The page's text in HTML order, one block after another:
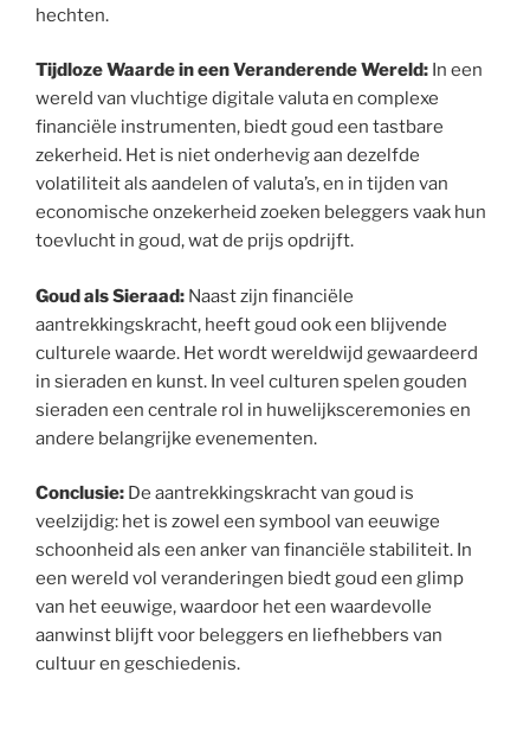
hechten.
Tijdloze Waarde in een Veranderende Wereld: In een
wereld van vluchtige digitale valuta en complexe
financiële instrumenten, biedt goud een tastbare
zekerheid. Het is niet onderhevig aan dezelfde
volatiliteit als aandelen of valuta’s, en in tijden van
economische onzekerheid zoeken beleggers vaak hun
toevlucht in goud, wat de prijs opdrijft.
Goud als Sieraad: Naast zijn financiële
aantrekkingskracht, heeft goud ook een blijvende
culturele waarde. Het wordt wereldwijd gewaardeerd
in sieraden en kunst. In veel culturen spelen gouden
sieraden een centrale rol in huwelijksceremonies en
andere belangrijke evenementen.
Conclusie: De aantrekkingskracht van goud is
veelzijdig: het is zowel een symbool van eeuwige
schoonheid als een anker van financiële stabiliteit. In
een wereld vol veranderingen biedt goud een glimp
van het eeuwige, waardoor het een waardevolle
aanwinst blijft voor beleggers en liefhebbers van
cultuur en geschiedenis.